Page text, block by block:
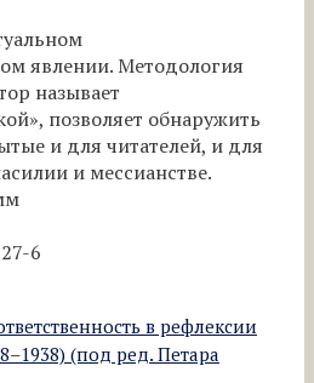
явлении. Методология
называет
позволяет обнаружить
и для читателей, и для
и мессианстве.
6
в рефлексии
(под ред. Петара